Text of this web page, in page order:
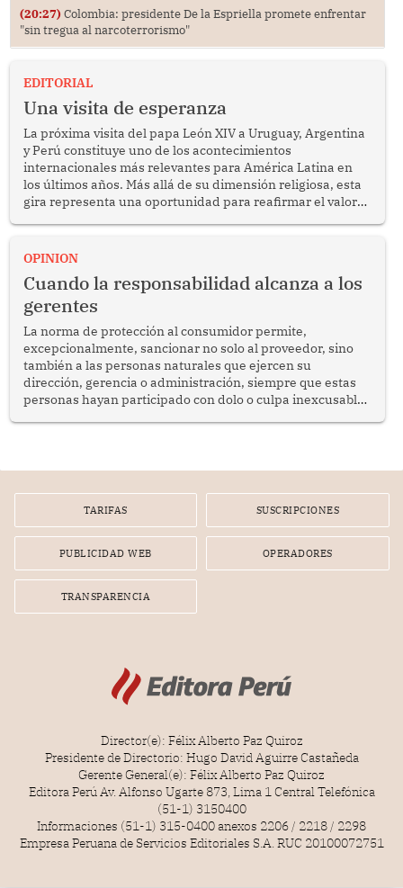
(20:27) Colombia: presidente De la Espriella promete enfrentar
"sin tregua al narcoterrorismo"
EDITORIAL
Una visita de esperanza
La próxima visita del papa León XIV a Uruguay, Argentina
y Perú constituye uno de los acontecimientos
internacionales más relevantes para América Latina en
los últimos años. Más allá de su dimensión religiosa, esta
gira representa una oportunidad para reafirmar el valor
enfrenta desafíos en materia de desarrollo, cohesión
OPINION
Cuando la responsabilidad alcanza a los
gerentes
La norma de protección al consumidor permite,
excepcionalmente, sancionar no solo al proveedor, sino
también a las personas naturales que ejercen su
dirección, gerencia o administración, siempre que estas
personas hayan participado con dolo o culpa inexcusable
por la frustrada realización de un meet and greet con
TARIFAS SUSCRIPCIONES
PUBLICIDAD WEB OPERADORES
TRANSPARENCIA
Director(e): Félix Alberto Paz Quiroz
Presidente de Directorio: Hugo David Aguirre Castañeda
Gerente General(e): Félix Alberto Paz Quiroz
Editora Perú Av. Alfonso Ugarte 873, Lima 1 Central Telefónica
(51-1) 3150400
Informaciones (51-1) 315-0400 anexos 2206 / 2218 / 2298
Empresa Peruana de Servicios Editoriales S.A. RUC 20100072751